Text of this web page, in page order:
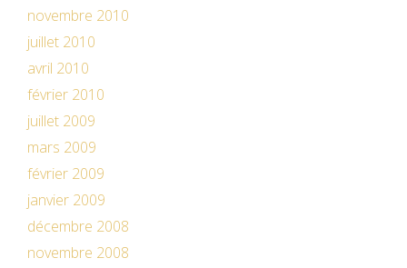
novembre 2010
juillet 2010
avril 2010
février 2010
juillet 2009
mars 2009
février 2009
janvier 2009
décembre 2008
novembre 2008